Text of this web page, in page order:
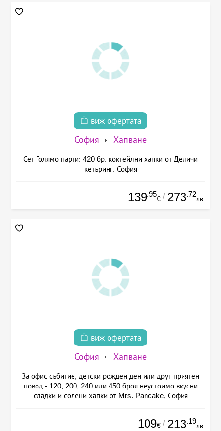
виж офертата
София Хапване
Сет Голямо парти: 420 бр. коктейлни хапки от Деличи
кетъринг, София
139.95
€ / 273.72
лв.
виж офертата
София Хапване
За офис събитие, детски рожден ден или друг приятен
повод - 120, 200, 240 или 450 броя неустоимо вкусни
сладки и солени хапки от Mrs. Pancake, София
109€ / 213.19
лв.